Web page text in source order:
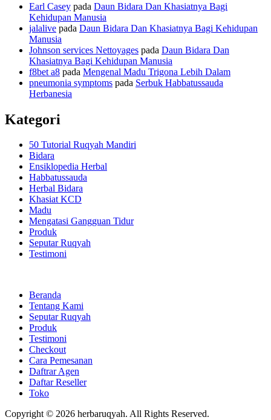
Earl Casey pada Daun Bidara Dan Khasiatnya Bagi
Kehidupan Manusia
jalalive pada Daun Bidara Dan Khasiatnya Bagi Kehidupan
Manusia
Johnson services Nettoyages pada Daun Bidara Dan
Khasiatnya Bagi Kehidupan Manusia
f8bet a8 pada Mengenal Madu Trigona Lebih Dalam
pneumonia symptoms pada Serbuk Habbatussauda
Herbanesia
Kategori
50 Tutorial Ruqyah Mandiri
Bidara
Ensiklopedia Herbal
Habbatussauda
Herbal Bidara
Khasiat KCD
Madu
Mengatasi Gangguan Tidur
Produk
Seputar Ruqyah
Testimoni
Beranda
Tentang Kami
Seputar Ruqyah
Produk
Testimoni
Checkout
Cara Pemesanan
Daftrar Agen
Daftar Reseller
Toko
Copyright © 2026 herbaruqyah. All Rights Reserved.